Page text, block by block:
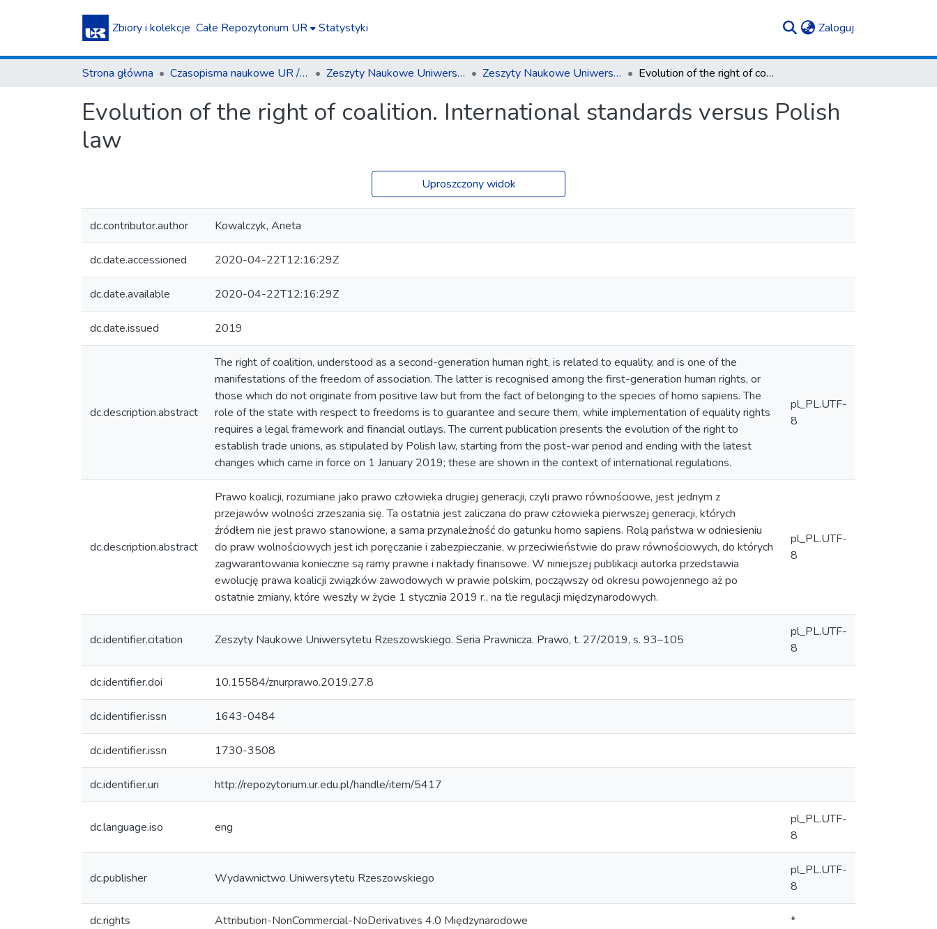
Zbiory i kolekcje Całe Repozytorium UR Statystyki Zaloguj
Strona główna Czasopisma naukowe UR / Scientific Journals Zeszyty Naukowe Uniwersytetu Rzeszowskiego. Seria Prawnicza. Prawo Zeszyty Naukowe Uniwersytetu Rzeszowskiego. Seria Prawnicza. Prawo 27 (2019) Evolution of the right of coalition. International standards versus Polish law
Evolution of the right of coalition. International standards versus Polish
law
Uproszczony widok
dc.contributor.author Kowalczyk, Aneta
dc.date.accessioned 2020-04-22T12:16:29Z
dc.date.available 2020-04-22T12:16:29Z
dc.date.issued 2019
dc.description.abstract
The right of coalition, understood as a second-generation human right, is related to equality, and is one of the
manifestations of the freedom of association. The latter is recognised among the first-generation human rights, or
those which do not originate from positive law but from the fact of belonging to the species of homo sapiens. The
role of the state with respect to freedoms is to guarantee and secure them, while implementation of equality rights
requires a legal framework and financial outlays. The current publication presents the evolution of the right to
establish trade unions, as stipulated by Polish law, starting from the post-war period and ending with the latest
changes which came in force on 1 January 2019; these are shown in the context of international regulations.
pl_PL.UTF-
8
dc.description.abstract
Prawo koalicji, rozumiane jako prawo człowieka drugiej generacji, czyli prawo równościowe, jest jednym z
przejawów wolności zrzeszania się. Ta ostatnia jest zaliczana do praw człowieka pierwszej generacji, których
źródłem nie jest prawo stanowione, a sama przynależność do gatunku homo sapiens. Rolą państwa w odniesieniu
do praw wolnościowych jest ich poręczanie i zabezpieczanie, w przeciwieństwie do praw równościowych, do których
zagwarantowania konieczne są ramy prawne i nakłady finansowe. W niniejszej publikacji autorka przedstawia
ewolucję prawa koalicji związków zawodowych w prawie polskim, począwszy od okresu powojennego aż po
ostatnie zmiany, które weszły w życie 1 stycznia 2019 r., na tle regulacji międzynarodowych.
pl_PL.UTF-
8
dc.identifier.citation Zeszyty Naukowe Uniwersytetu Rzeszowskiego. Seria Prawnicza. Prawo, t. 27/2019, s. 93–105
pl_PL.UTF-
8
dc.identifier.doi 10.15584/znurprawo.2019.27.8
dc.identifier.issn 1643-0484
dc.identifier.issn 1730-3508
dc.identifier.uri http://repozytorium.ur.edu.pl/handle/item/5417
dc.language.iso eng
pl_PL.UTF-
8
dc.publisher Wydawnictwo Uniwersytetu Rzeszowskiego
pl_PL.UTF-
8
dc.rights Attribution-NonCommercial-NoDerivatives 4.0 Międzynarodowe *